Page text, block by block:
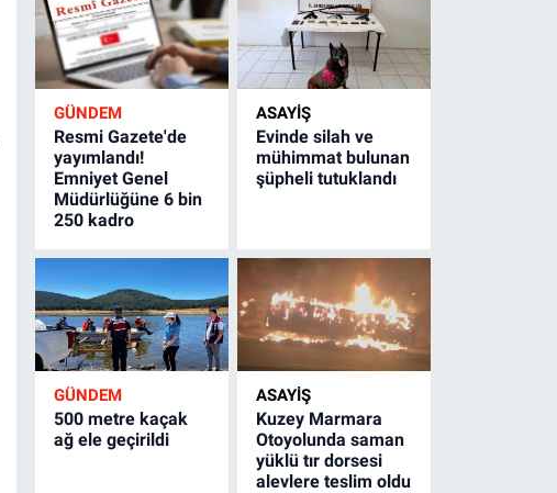
GÜNDEM
Resmi Gazete'de
yayımlandı!
Emniyet Genel
Müdürlüğüne 6 bin
250 kadro
ASAYİŞ
Evinde silah ve
mühimmat bulunan
şüpheli tutuklandı
GÜNDEM
500 metre kaçak
ağ ele geçirildi
ASAYİŞ
Kuzey Marmara
Otoyolunda saman
yüklü tır dorsesi
alevlere teslim oldu